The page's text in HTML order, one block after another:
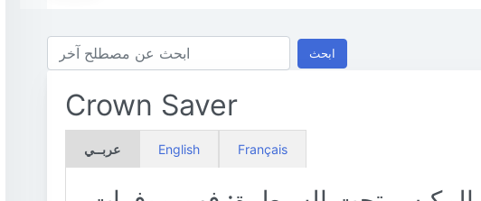
ابحث
Crown Saver
عربــي English Français